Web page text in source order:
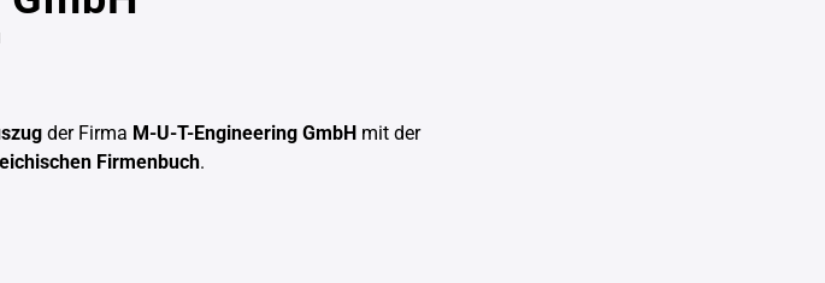
der Firma M-U-T-Engineering GmbH mit der
Firmenbuch.